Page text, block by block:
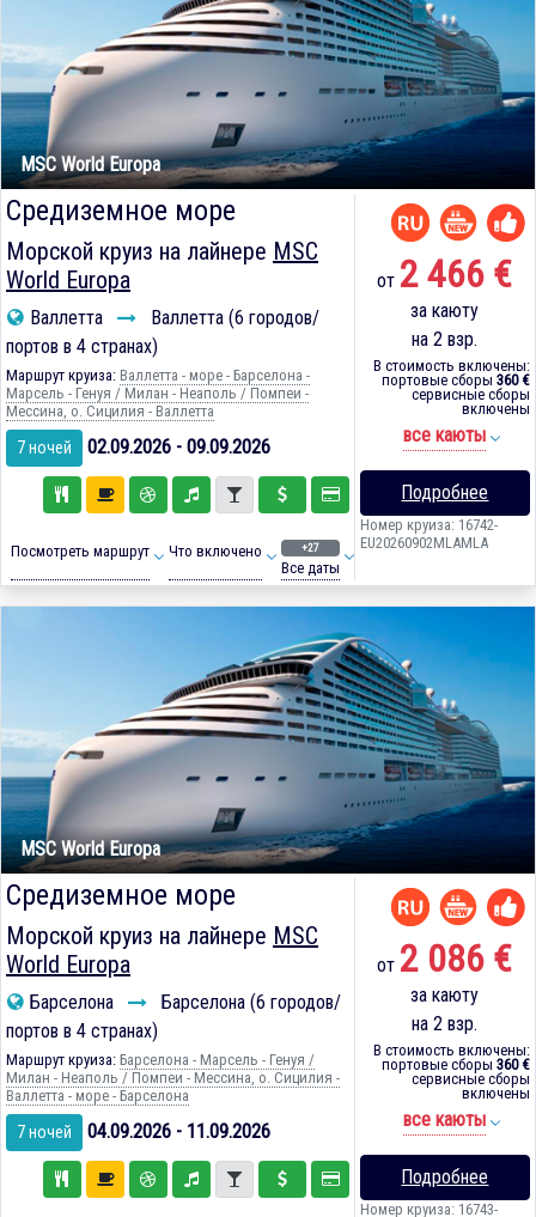
MSC World Europa
Средиземное море
Морской круиз на лайнере MSC
World Europa
Валлетта
Валлетта (6 городов/
портов в 4 странах)
Маршрут круиза: Валлетта - море - Барселона -
Марсель - Генуя / Милан - Неаполь / Помпеи -
Мессина, о. Сицилия - Валлетта
7 ночей 02.09.2026 - 09.09.2026
Посмотреть маршрут Что включено +27
Все даты
от 2 466 €
за каюту
на 2 взр.
В стоимость включены:
портовые сборы 360 €
сервисные сборы
включены
все каюты
Подробнее
Номер круиза: 16742-
EU20260902MLAMLA
MSC World Europa
Средиземное море
Морской круиз на лайнере MSC
World Europa
Барселона
Барселона (6 городов/
портов в 4 странах)
Маршрут круиза: Барселона - Марсель - Генуя /
Милан - Неаполь / Помпеи - Мессина, о. Сицилия -
Валлетта - море - Барселона
7 ночей 04.09.2026 - 11.09.2026
от 2 086 €
за каюту
на 2 взр.
В стоимость включены:
портовые сборы 360 €
сервисные сборы
включены
все каюты
Подробнее
Номер круиза: 16743-